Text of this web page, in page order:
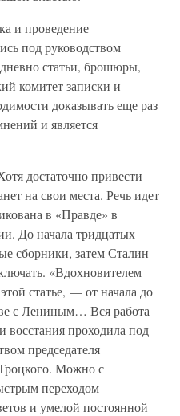
и проведение
под руководством
статьи, брошюры,
комитет записки и
доказывать еще раз
и является
достаточно привести
на свои места. Речь идет
в «Правде» в
До начала тридцатых
сборники, затем Сталин
«Вдохновителем
статье, — от начала до
с Лениным… Вся работа
восстания проходила под
председателя
Можно с
переходом
и умелой постоянной